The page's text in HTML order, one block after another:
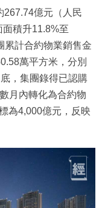
267.74億元（人民
積升11.8%至
累計合約物業銷售金
萬平方米，分別
，集團錄得已認購
月內轉化為合約物
為4,000億元，反映